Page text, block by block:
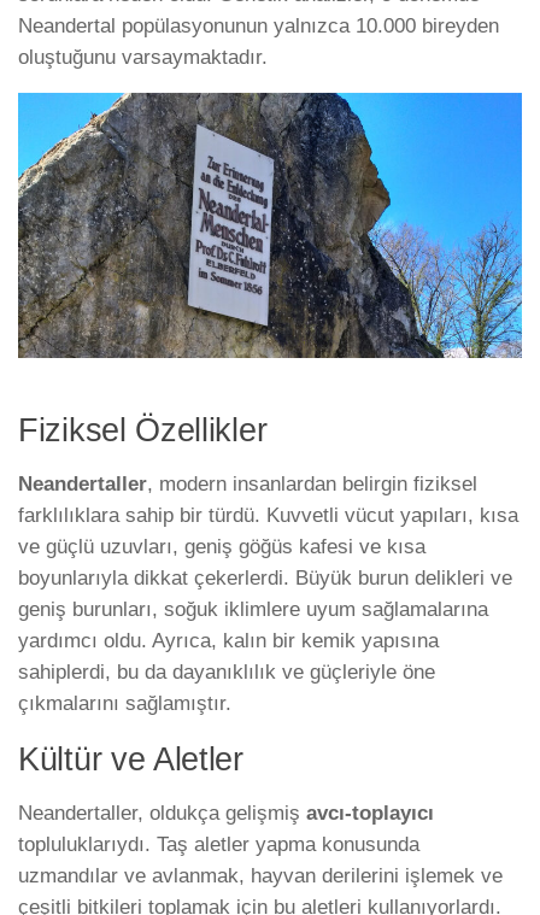
Neandertal popülasyonunun yalnızca 10.000 bireyden
oluştuğunu varsaymaktadır.
Fiziksel Özellikler
Neandertaller, modern insanlardan belirgin fiziksel
farklılıklara sahip bir türdü. Kuvvetli vücut yapıları, kısa
ve güçlü uzuvları, geniş göğüs kafesi ve kısa
boyunlarıyla dikkat çekerlerdi. Büyük burun delikleri ve
geniş burunları, soğuk iklimlere uyum sağlamalarına
yardımcı oldu. Ayrıca, kalın bir kemik yapısına
sahiplerdi, bu da dayanıklılık ve güçleriyle öne
çıkmalarını sağlamıştır.
Kültür ve Aletler
Neandertaller, oldukça gelişmiş avcı-toplayıcı
topluluklarıydı. Taş aletler yapma konusunda
uzmandılar ve avlanmak, hayvan derilerini işlemek ve
çeşitli bitkileri toplamak için bu aletleri kullanıyorlardı.